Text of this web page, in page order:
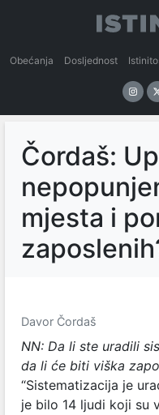
Obećanja Dosljednost
Čordaš:
mjesta i
Davor Čordaš
NN: Da li ste uradili
da li će biti viška
“Sistematizacija je
je bilo 14 ljudi koji su